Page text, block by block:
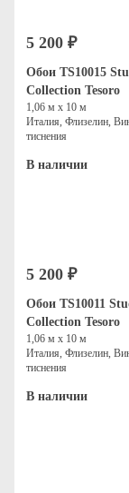
5 200 ₽
Обои TS10015
Collection Tesoro
1,06 м х 10 м
Италия, Флизелин,
тиснения
В наличии
5 200 ₽
Обои TS10011
Collection Tesoro
1,06 м х 10 м
Италия, Флизелин,
тиснения
В наличии